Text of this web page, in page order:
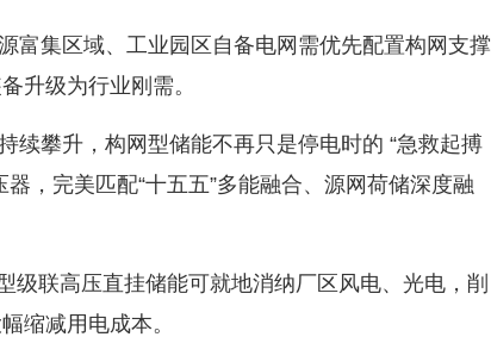
富集区域、工业园区自备电网需优先配置构网支撑
升级为行业刚需。
续攀升，构网型储能不再只是停电时的 “急救起搏
，完美匹配“十五五”多能融合、源网荷储深度融
级联高压直挂储能可就地消纳厂区风电、光电，削
缩减用电成本。